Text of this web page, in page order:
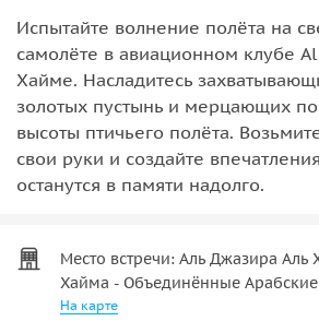
Испытайте волнение полёта на
самолёте в авиационном клубе Al
Хайме. Насладитесь
золотых пустынь и мерцающих
высоты птичьего полёта.
свои руки и создайте
останутся в памяти надолго.
Место встречи: Аль Джазира Аль
Хайма - Объединённые
На карте